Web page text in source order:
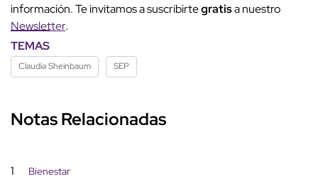
información. Te invitamos a suscribirtegratisa nuestro
Newsletter.
TEMAS
Claudia Sheinbaum SEP
Notas Relacionadas
1 Bienestar